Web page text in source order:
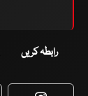
رابطہ کریں